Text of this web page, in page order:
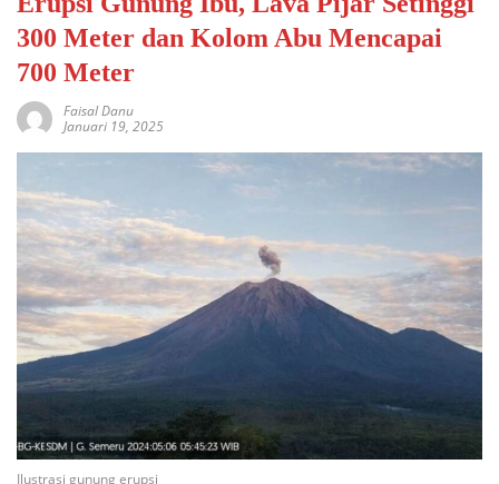
300 Meter dan Kolom Abu Mencapai
700 Meter
Faisal Danu
Januari 19, 2025
Ilustrasi gunung erupsi